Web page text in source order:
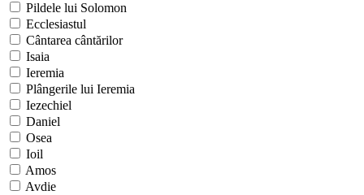
Pildele lui Solomon
Ecclesiastul
Cântarea cântărilor
Isaia
Ieremia
Plângerile lui Ieremia
Iezechiel
Daniel
Osea
Ioil
Amos
Avdie